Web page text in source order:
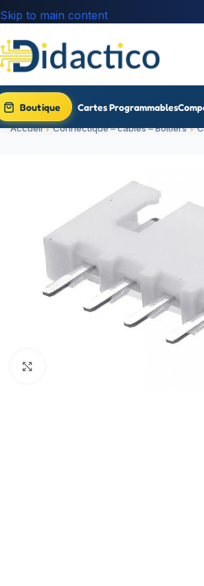
Skip to main content
Boutique Cartes Programmables
Accueil Connectique – câbles – Boitiers